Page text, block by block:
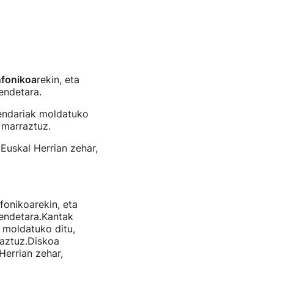
rekin, eta
moldatuko
Herrian zehar,
eta
moldatuko ditu,
zehar,